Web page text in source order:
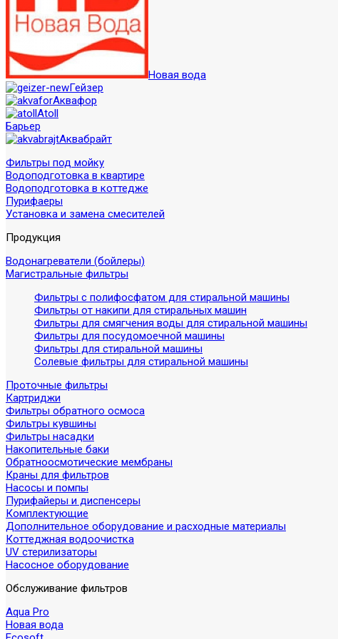
Новая вода
Гейзер
Аквафор
Atoll
Барьер
Аквабрайт
Фильтры под мойку
Водоподготовка в квартире
Водоподготовка в коттедже
Пурифаеры
Установка и замена смесителей
Продукция
Водонагреватели (бойлеры)
Магистральные фильтры
Фильтры с полифосфатом для стиральной машины
Фильтры от накипи для стиральных машин
Фильтры для смягчения воды для стиральной машины
Фильтры для посудомоечной машины
Фильтры для стиральной машины
Солевые фильтры для стиральной машины
Проточные фильтры
Картриджи
Фильтры обратного осмоса
Фильтры кувшины
Фильтры насадки
Накопительные баки
Обратноосмотические мембраны
Краны для фильтров
Насосы и помпы
Пурифайеры и диспенсеры
Комплектующие
Дополнительное оборудование и расходные материалы
Коттеджная водоочистка
UV стерилизаторы
Насосное оборудование
Обслуживание фильтров
Aqua Pro
Новая вода